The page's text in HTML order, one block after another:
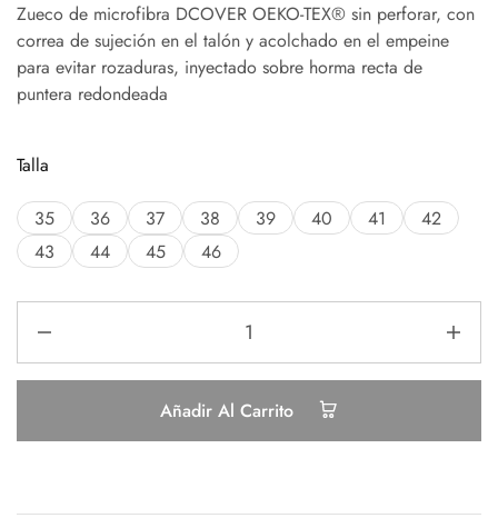
Zueco de microfibra DCOVER OEKO-TEX® sin perforar, con
correa de sujeción en el talón y acolchado en el empeine
para evitar rozaduras, inyectado sobre horma recta de
puntera redondeada
Talla
35 36 37 38 39 40 41
42
43
44 45 46
Añadir Al Carrito